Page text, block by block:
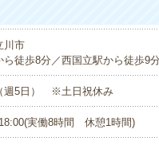
川市
ら徒歩8分／西国立駅から徒歩9分
週5日） ※土日祝休み
実働8時間 休憩1時間)